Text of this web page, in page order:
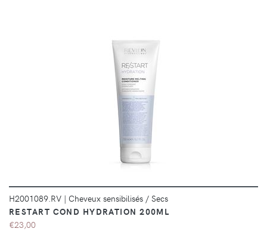
DÉTAILS
H2001089.RV | Cheveux sensibilisés / Secs
RESTART COND HYDRATION 200ML
€23,00